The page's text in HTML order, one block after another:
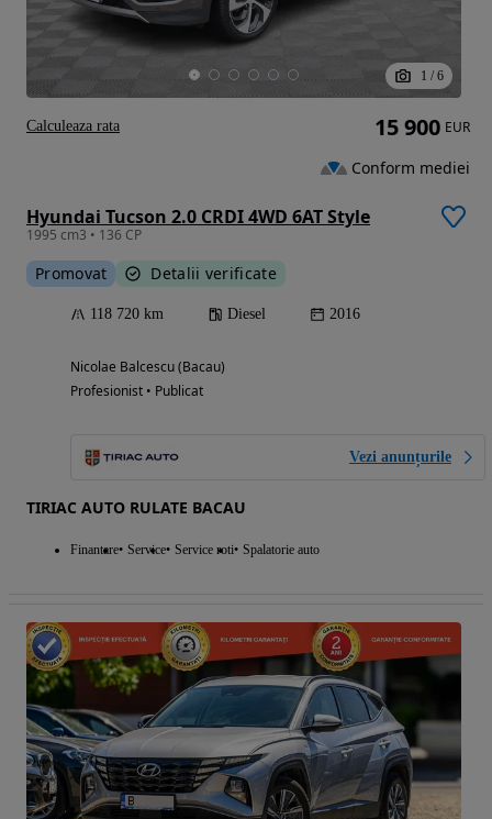
1 / 6
Hyundai Tucson 2.0 CRDI 4WD 6AT Style
1995 cm3 • 136 CP
Promovat Detalii verificate
118 720 km Diesel 2016
Nicolae Balcescu (Bacau)
Profesionist • Publicat
Vezi anunțurile
TIRIAC AUTO RULATE BACAU
Finantare Service Service roti Spalatorie auto
15 900 EUR
Conform mediei
Calculeaza rata